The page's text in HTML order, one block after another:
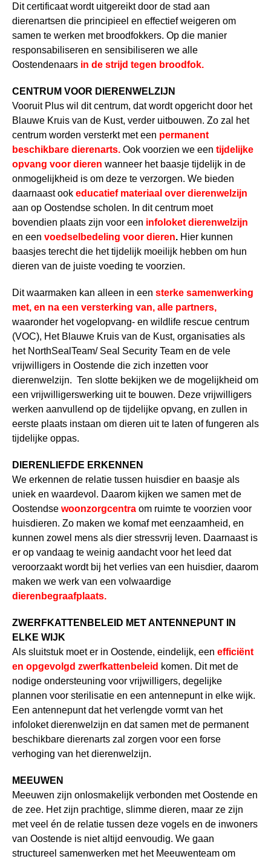
Dit certificaat wordt uitgereikt door de stad aan
dierenartsen die principieel en effectief weigeren om
samen te werken met broodfokkers. Op die manier
responsabiliseren en sensibiliseren we alle
Oostendenaars in de strijd tegen broodfok.
CENTRUM VOOR DIERENWELZIJN
Vooruit Plus wil dit centrum, dat wordt opgericht door het
Blauwe Kruis van de Kust, verder uitbouwen. Zo zal het
centrum worden versterkt met een permanent
beschikbare dierenarts. Ook voorzien we een tijdelijke
opvang voor dieren wanneer het baasje tijdelijk in de
onmogelijkheid is om deze te verzorgen. We bieden
daarnaast ook educatief materiaal over dierenwelzijn
aan op Oostendse scholen. In dit centrum moet
bovendien plaats zijn voor een infoloket dierenwelzijn
en een voedselbedeling voor dieren. Hier kunnen
baasjes terecht die het tijdelijk moeilijk hebben om hun
dieren van de juiste voeding te voorzien.
Dit waarmaken kan alleen in een sterke samenwerking
met, en na een versterking van, alle partners,
waaronder het vogelopvang- en wildlife rescue centrum
(VOC), Het Blauwe Kruis van de Kust, organisaties als
het NorthSealTeam/ Seal Security Team en de vele
vrijwilligers in Oostende die zich inzetten voor
dierenwelzijn. Ten slotte bekijken we de mogelijkheid om
een vrijwilligerswerking uit te bouwen. Deze vrijwilligers
werken aanvullend op de tijdelijke opvang, en zullen in
eerste plaats instaan om dieren uit te laten of fungeren als
tijdelijke oppas.
DIERENLIEFDE ERKENNEN
We erkennen de relatie tussen huisdier en baasje als
uniek en waardevol. Daarom kijken we samen met de
Oostendse woonzorgcentra om ruimte te voorzien voor
huisdieren. Zo maken we komaf met eenzaamheid, en
kunnen zowel mens als dier stressvrij leven. Daarnaast is
er op vandaag te weinig aandacht voor het leed dat
veroorzaakt wordt bij het verlies van een huisdier, daarom
maken we werk van een volwaardige
dierenbegraafplaats.
ZWERFKATTENBELEID MET ANTENNEPUNT IN
ELKE WIJK
Als sluitstuk moet er in Oostende, eindelijk, een efficiënt
en opgevolgd zwerfkattenbeleid komen. Dit met de
nodige ondersteuning voor vrijwilligers, degelijke
plannen voor sterilisatie en een antennepunt in elke wijk.
Een antennepunt dat het verlengde vormt van het
infoloket dierenwelzijn en dat samen met de permanent
beschikbare dierenarts zal zorgen voor een forse
verhoging van het dierenwelzijn.
MEEUWEN
Meeuwen zijn onlosmakelijk verbonden met Oostende en
de zee. Het zijn prachtige, slimme dieren, maar ze zijn
met veel én de relatie tussen deze vogels en de inwoners
van Oostende is niet altijd eenvoudig. We gaan
structureel samenwerken met het Meeuwenteam om